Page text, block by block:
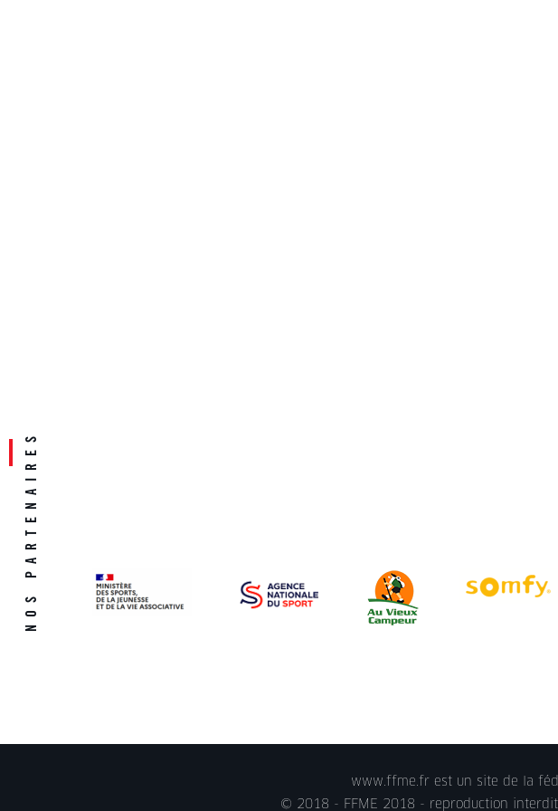
www.ffme.fr est un site de la
© 2018 - FFME 2018 - reproduction